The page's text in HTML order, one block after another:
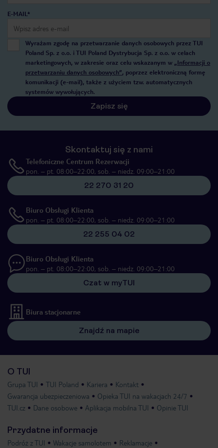
E-MAIL*
Wyrażam zgodę na przetwarzanie danych osobowych przez TUI
Poland Sp. z o.o. i TUI Poland Dystrybucja Sp. z o.o. w celach
marketingowych, w zakresie oraz celu wskazanym w „Informacji o
przetwarzaniu danych osobowych”, poprzez elektroniczną formę
komunikacji (e-mail), także z użyciem tzw. automatycznych
systemów wywołujących.
Zapisz się
Skontaktuj się z nami
Telefoniczne Centrum Rezerwacji
pon. – pt. 08:00–22:00, sob. – niedz. 09:00–21:00
22 270 31 20
Biuro Obsługi Klienta
pon. – pt. 08:00–22:00, sob. – niedz. 09:00–21:00
22 255 04 02
Biuro Obsługi Klienta
pon. – pt. 08:00–22:00, sob. – niedz. 09:00–21:00
Czat w myTUI
Biura stacjonarne
Znajdź na mapie
O TUI
Grupa TUI TUI Poland Kariera
Kontakt
Gwarancja ubezpieczeniowa
Opieka TUI na wakacjach 24/7
TUI.cz
Dane osobowe Aplikacja mobilna TUI Opinie TUI
Przydatne informacje
Podróż z TUI Wakacje samolotem Reklamacje